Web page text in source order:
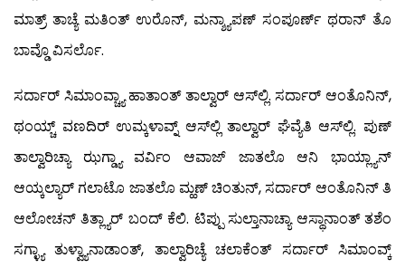
ಮಾತ್ರ್ ತಾಚ್ಯೆ ಮತಿಂತ್ ಉರೊನ್, ಮನ್ಶ್ಯಾಪಣ್ ಸಂಪೂರ್ಣ್ ಥರಾನ್ ತೊ
ಬಾವ್ಡೊ ವಿಸರ್ಲೊ.
ಸರ್ದಾರ್ ಸಿಮಾಂವ್ಚ್ಯಾ ಹಾತಾಂತ್ ತಾಲ್ವಾರ್ ಆಸ್‍ಲ್ಲಿ. ಸರ್ದಾರ್ ಆಂತೊನಿನ್,
ಥಂಯ್ಚ್ ವಣದಿರ್ ಉಮ್ಕಳಾವ್ನ್ ಆಸ್‍ಲ್ಲಿ ತಾಲ್ವಾರ್ ಘೆವ್ಯೆತಿ ಆಸ್‍ಲ್ಲಿ. ಪುಣ್
ತಾಲ್ವಾರಿಚ್ಯಾ ಝಗ್ಡ್ಯಾ ವರ್ವಿಂ ಆವಾಜ್ ಜಾತಲೊ ಆನಿ ಭಾಯ್ಲ್ಯಾನ್
ಆಯ್ಕಲ್ಯಾರ್ ಗಲಾಟೊ ಜಾತಲೊ ಮ್ಹಣ್ ಚಿಂತುನ್, ಸರ್ದಾರ್ ಆಂತೊನಿನ್ ತಿ
ಆಲೋಚನ್ ತಿತ್ಲ್ಯಾರ್ ಬಂದ್ ಕೆಲಿ. ಟಿಪ್ಪು ಸುಲ್ತಾನಾಚ್ಯಾ ಆಸ್ಥಾನಾಂತ್ ತಶೆಂ
ಸಗ್ಳ್ಯಾ ತುಳ್ವ್ಯಾನಾಡಾಂತ್, ತಾಲ್ವಾರಿಚ್ಯೆ ಚಲಾಕೆಂತ್ ಸರ್ದಾರ್ ಸಿಮಾಂವ್ಕ್